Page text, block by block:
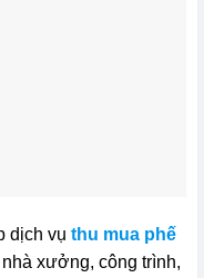
dịch vụ thu mua phế
xưởng, công trình,